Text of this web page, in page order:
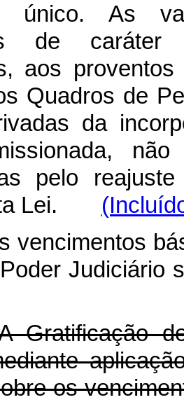
único. As
de caráter
aos
Quadros de
da
pelo
Lei.
vencimentos
Judiciário
Gratificação
os